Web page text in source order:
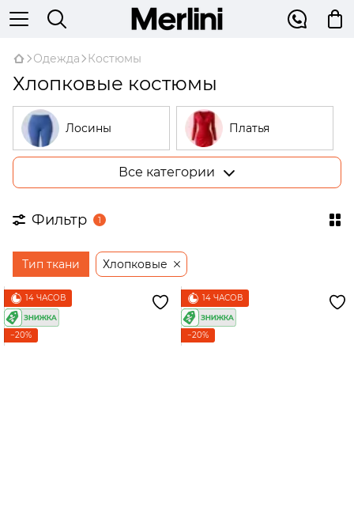
Одежда Костюмы
Хлопковые костюмы
Лосины Платья
Гольфы
Пижамы
Рубашки
Жакеты
Все категории
Фильтр 1
Тип ткани Хлопковые
14 ЧАСОВ
−20%
14 ЧАСОВ
−20%